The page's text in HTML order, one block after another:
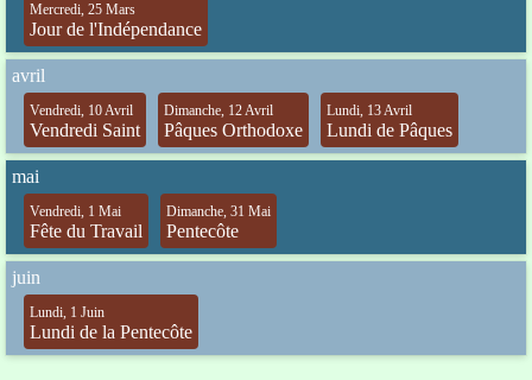
Mercredi, 25 Mars
Jour de l'Indépendance
avril
Vendredi, 10 Avril
Vendredi Saint
Dimanche, 12 Avril
Pâques Orthodoxe
Lundi, 13 Avril
Lundi de Pâques
mai
Vendredi, 1 Mai
Fête du Travail
Dimanche, 31 Mai
Pentecôte
juin
Lundi, 1 Juin
Lundi de la Pentecôte